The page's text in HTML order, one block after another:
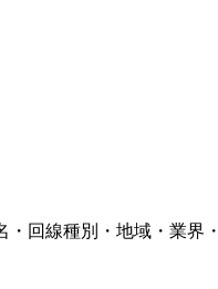
・回線種別・地域・業界